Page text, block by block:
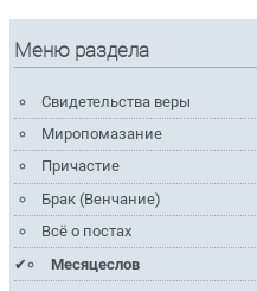
Меню раздела
Свидетельства веры
Миропомазание
Причастие
Брак (Венчание)
Всё о постах
Месяцеслов